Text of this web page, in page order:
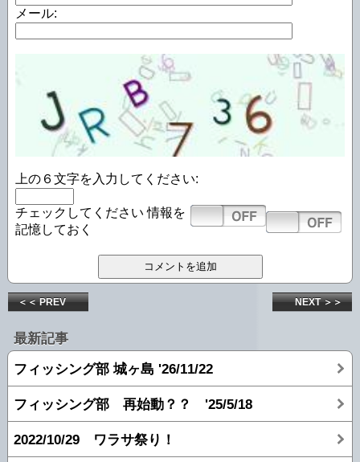
メール:
上の６文字を入力してください:
チェックしてください 情報を
記憶しておく
＜＜ PREV NEXT ＞＞
最新記事
フィッシング部 城ヶ島 '26/11/22
フィッシング部 再始動？？ '25/5/18
2022/10/29 ワラサ祭り！